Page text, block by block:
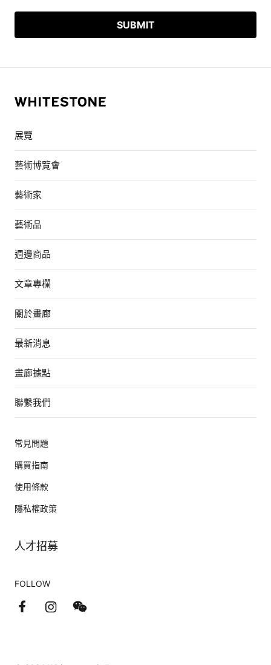
展覽
藝術博覽會
藝術家
藝術品
週邊商品
文章專欄
關於畫廊
最新消息
畫廊據點
聯繫我們
常見問題
購買指南
使用條款
隱私權政策
人才招募
FOLLOW